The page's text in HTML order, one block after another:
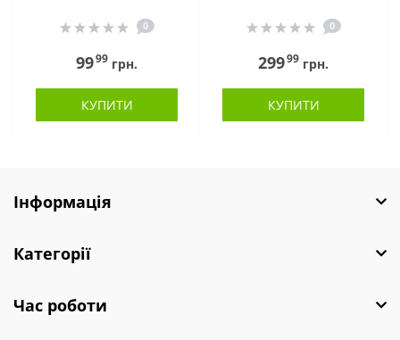
0
9999 грн.
КУПИТИ
0
29999 грн.
КУПИТИ
Інформація
Категорії
Час роботи